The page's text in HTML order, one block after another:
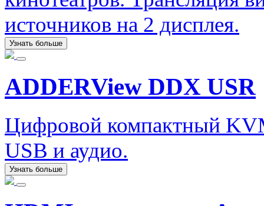
источников на 2 дисплея.
Узнать больше
ADDERView DDX USR
Цифровой компактный
USB и аудио.
Узнать больше